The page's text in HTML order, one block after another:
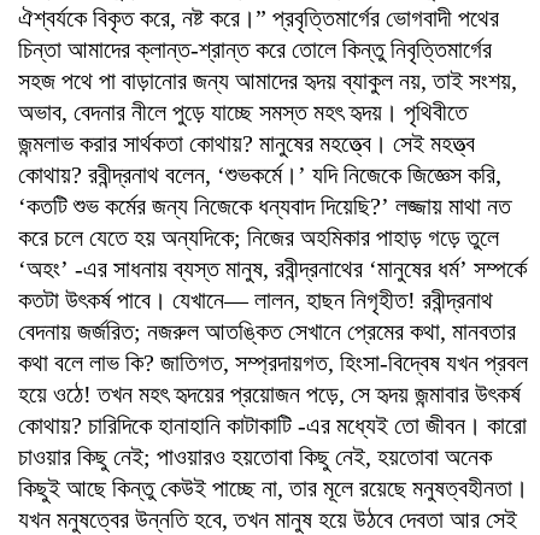
ঐশ্বর্যকে বিকৃত করে, নষ্ট করে।” প্রবৃত্তিমার্গের ভোগবাদী পথের
চিন্তা আমাদের ক্লান্ত-শ্রান্ত করে তোলে কিন্তু নিবৃত্তিমার্গের
সহজ পথে পা বাড়ানোর জন্য আমাদের হৃদয় ব্যাকুল নয়, তাই সংশয়,
অভাব, বেদনার নীলে পুড়ে যাচ্ছে সমস্ত মহৎ হৃদয়। পৃথিবীতে
জন্মলাভ করার সার্থকতা কোথায়? মানুষের মহত্ত্বে। সেই মহত্ত্ব
কোথায়? রবীন্দ্রনাথ বলেন, ‘শুভকর্মে।’ যদি নিজেকে জিজ্ঞেস করি,
‘কতটি শুভ কর্মের জন্য নিজেকে ধন্যবাদ দিয়েছি?’ লজ্জায় মাথা নত
করে চলে যেতে হয় অন্যদিকে; নিজের অহমিকার পাহাড় গড়ে তুলে
‘অহং’ -এর সাধনায় ব্যস্ত মানুষ, রবীন্দ্রনাথের ‘মানুষের ধর্ম’ সম্পর্কে
কতটা উৎকর্ষ পাবে। যেখানে— লালন, হাছন নিগৃহীত! রবীন্দ্রনাথ
বেদনায় জর্জরিত; নজরুল আতঙ্কিত সেখানে প্রেমের কথা, মানবতার
কথা বলে লাভ কি? জাতিগত, সম্প্রদায়গত, হিংসা-বিদ্বেষ যখন প্রবল
হয়ে ওঠে! তখন মহৎ হৃদয়ের প্রয়োজন পড়ে, সে হৃদয় জন্মাবার উৎকর্ষ
কোথায়? চারিদিকে হানাহানি কাটাকাটি -এর মধ্যেই তো জীবন। কারো
চাওয়ার কিছু নেই; পাওয়া‌রও হয়তোবা কিছু নেই, হয়তোবা অনেক
কিছুই আছে কিন্তু কেউই পাচ্ছে না, তার মূলে রয়েছে মনুষত্বহীনতা।
যখন মনুষত্বের উন্নতি হবে, তখন মানুষ হয়ে উঠবে দেবতা আর সেই